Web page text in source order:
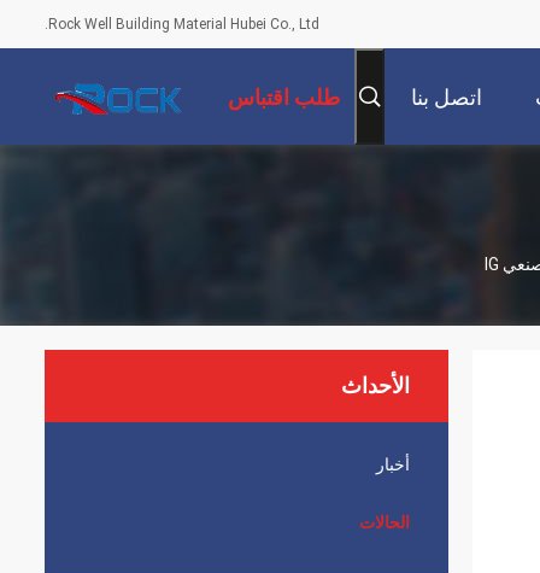
Rock Well Building Material Hubei Co., Ltd.
اتصل بنا طلب اقتباس
الأحداث
أخبار
الحالات